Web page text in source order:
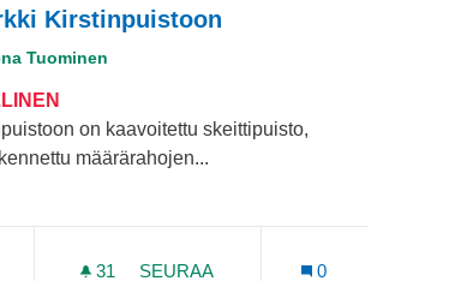
Kirstinpuistoon
Tuominen
on kaavoitettu skeittipuisto,
määrärahojen...
teeman mukaan: Keskusta
31 31 SEURAAJAA
SEURAA
0